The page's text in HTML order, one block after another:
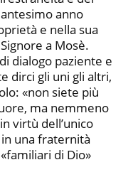
anno
e nella sua
a Mosè.
dialogo paziente e
dirci gli uni gli altri,
«non siete più
ma nemmeno
virtù dell’unico
una fraternità
di Dio»